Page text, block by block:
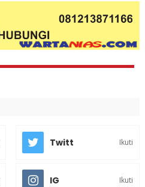
Twitt Ikuti
IG Ikuti